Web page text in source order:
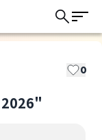
0
2026"
ました